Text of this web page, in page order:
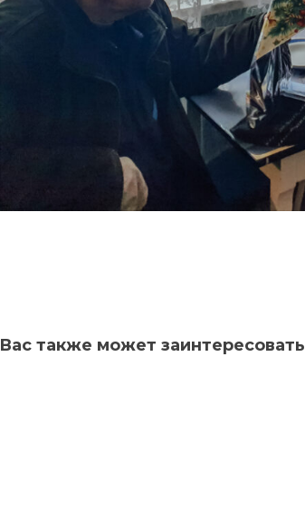
Вас также может заинтересовать